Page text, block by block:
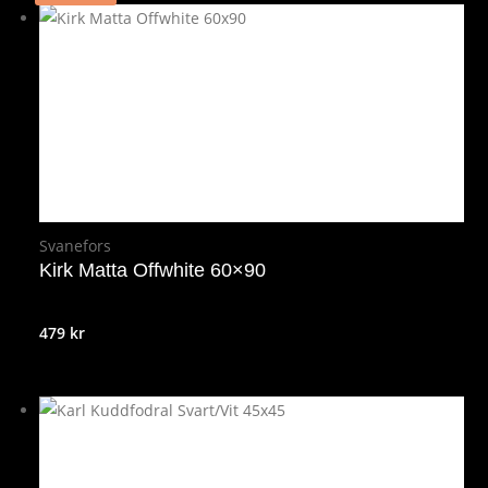
Svanefors
Kirk Matta Offwhite 60×90
479 kr